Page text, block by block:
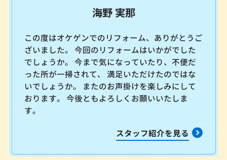
海野 実那
この度はオケゲンでのリフォーム、ありがとうご
ざいました。 今回のリフォームはいかがでした
でしょうか。 今まで気になっていたり、不便だ
った所が一掃されて、 満足いただけたのではな
いでしょうか。 またのお声掛けを楽しみにして
おります。 今後ともよろしくお願いいたしま
す。
スタッフ紹介を見る